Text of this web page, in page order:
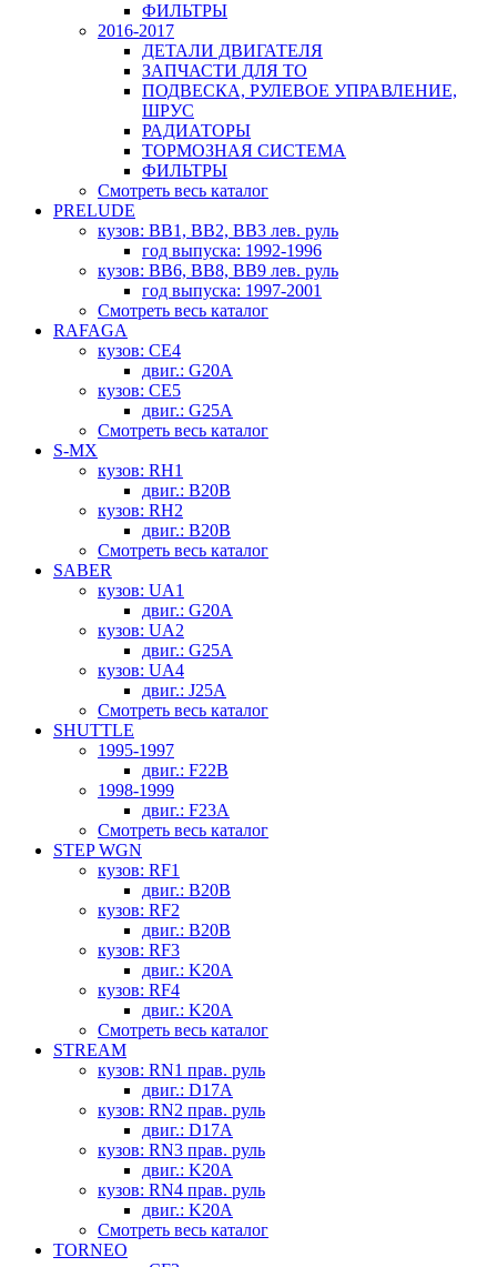
ФИЛЬТРЫ
2016-2017
ДЕТАЛИ ДВИГАТЕЛЯ
ЗАПЧАСТИ ДЛЯ ТО
ПОДВЕСКА, РУЛЕВОЕ УПРАВЛЕНИЕ,
ШРУС
РАДИАТОРЫ
ТОРМОЗНАЯ СИСТЕМА
ФИЛЬТРЫ
Смотреть весь каталог
PRELUDE
кузов: BB1, BB2, BB3 лев. руль
год выпуска: 1992-1996
кузов: BB6, BB8, BB9 лев. руль
год выпуска: 1997-2001
Смотреть весь каталог
RAFAGA
кузов: CE4
двиг.: G20A
кузов: CE5
двиг.: G25A
Смотреть весь каталог
S-MX
кузов: RH1
двиг.: B20B
кузов: RH2
двиг.: B20B
Смотреть весь каталог
SABER
кузов: UA1
двиг.: G20A
кузов: UA2
двиг.: G25A
кузов: UA4
двиг.: J25A
Смотреть весь каталог
SHUTTLE
1995-1997
двиг.: F22B
1998-1999
двиг.: F23A
Смотреть весь каталог
STEP WGN
кузов: RF1
двиг.: B20B
кузов: RF2
двиг.: B20B
кузов: RF3
двиг.: K20A
кузов: RF4
двиг.: K20A
Смотреть весь каталог
STREAM
кузов: RN1 прав. руль
двиг.: D17A
кузов: RN2 прав. руль
двиг.: D17A
кузов: RN3 прав. руль
двиг.: K20A
кузов: RN4 прав. руль
двиг.: K20A
Смотреть весь каталог
TORNEO